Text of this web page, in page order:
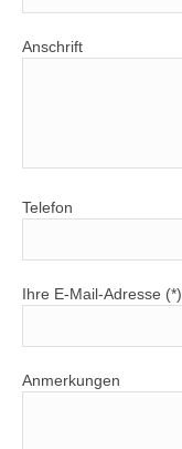
Anschrift
Telefon
Ihre E-Mail-Adresse (*)
Anmerkungen